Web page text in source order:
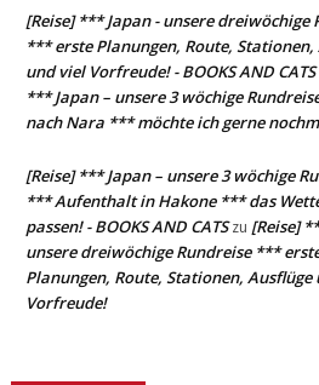
[Reise] *** Japan - unsere dreiwöchige
*** erste Planungen, Route, Stationen,
und viel Vorfreude! - BOOKS AND CATS
*** Japan – unsere 3 wöchige
nach Nara *** möchte ich gerne
[Reise] *** Japan – unsere 3 wöchige
*** Aufenthalt in Hakone *** das
passen! - BOOKS AND CATSzu [Reise]
unsere dreiwöchige Rundreise ***
Planungen, Route, Stationen, Ausflüge
Vorfreude!